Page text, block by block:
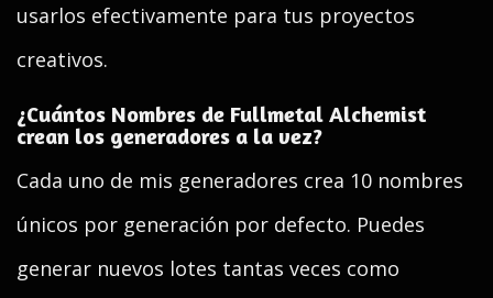
usarlos efectivamente para tus proyectos
creativos.
¿Cuántos Nombres de Fullmetal Alchemist
crean los generadores a la vez?
Cada uno de mis generadores crea 10 nombres
únicos por generación por defecto. Puedes
generar nuevos lotes tantas veces como